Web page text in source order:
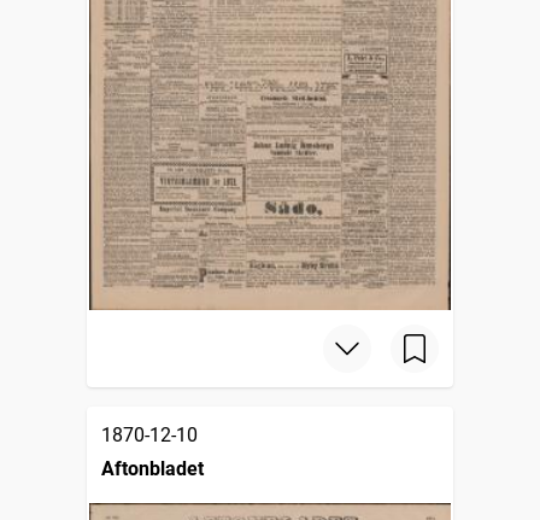
1870-12-10
Aftonbladet